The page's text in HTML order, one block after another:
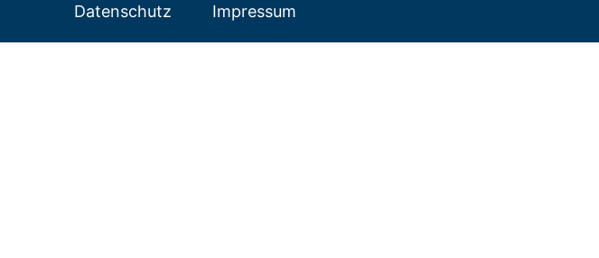
Datenschutz Impressum